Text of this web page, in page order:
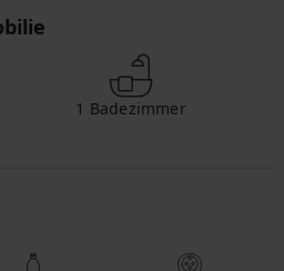
1 Badezimmer